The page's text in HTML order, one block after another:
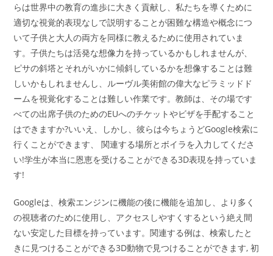
らは世界中の教育の進歩に大きく貢献し、私たちを導くために
適切な視覚的表現なしで説明することが困難な構造や概念につ
いて子供と大人の両方を同様に教えるために使用されていま
す。子供たちは活発な想像力を持っているかもしれませんが、
ピサの斜塔とそれがいかに傾斜しているかを想像することは難
しいかもしれませんし、ルーヴル美術館の偉大なピラミッドド
ームを視覚化することは難しい作業です。教師は、その場です
べての出席子供のためのEUへのチケットやビザを手配すること
はできますか?いいえ、しかし、彼らは今ちょうどGoogle検索に
行くことができます、 関連する場所とボイラを入力してくださ
い!学生が本当に恩恵を受けることができる3D表現を持っていま
す!
Googleは、検索エンジンに機能の後に機能を追加し、より多く
の視聴者のために使用し、アクセスしやすくするという絶え間
ない安定した目標を持っています。関連する例は、検索したと
きに見つけることができる3D動物で見つけることができます, 初